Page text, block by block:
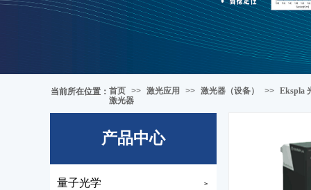
当前所在位置 ： 首页 >> 激光应用 >> 激光器（设备） >> Ekspla
激光器
产品中心
量子光学 >